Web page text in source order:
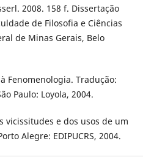
2008. 158 f. Dissertação
de Filosofia e Ciências
de Minas Gerais, Belo
Fenomenologia. Tradução:
Paulo: Loyola, 2004.
vicissitudes e dos usos de um
Alegre: EDIPUCRS, 2004.